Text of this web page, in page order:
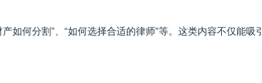
如何分割”、“如何选择合适的律师”等。这类内容不仅能吸